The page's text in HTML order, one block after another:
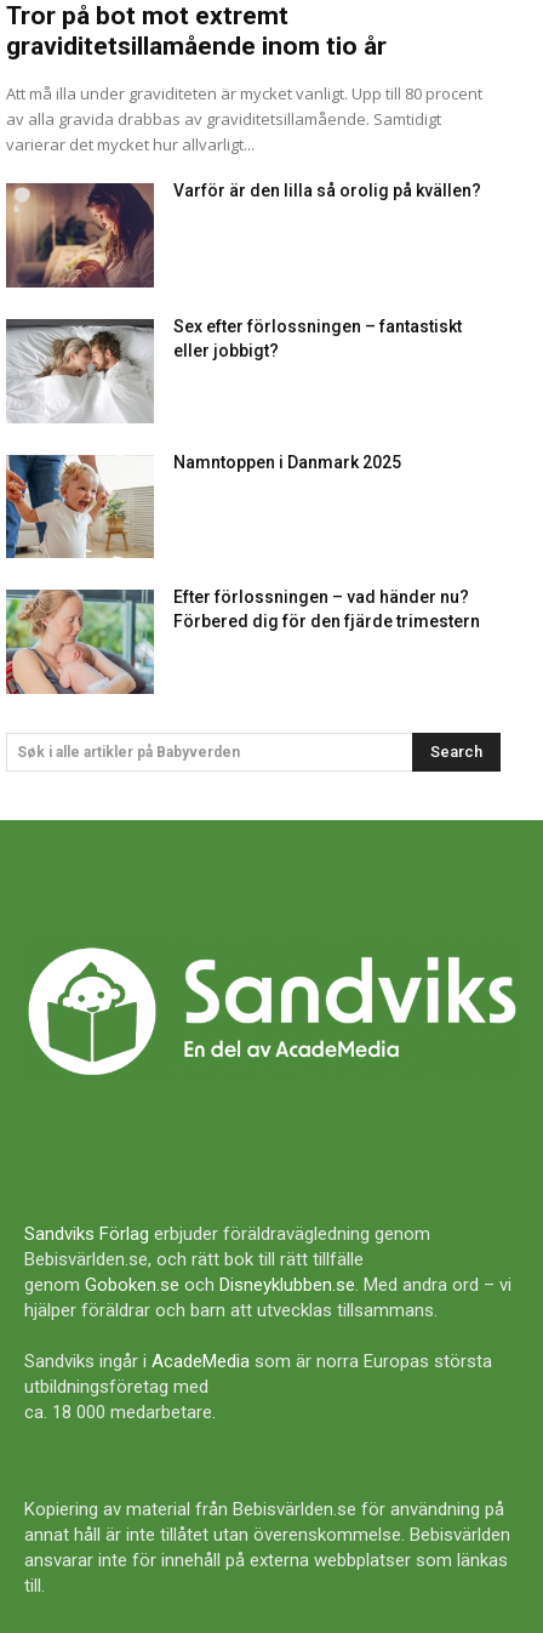
Tror på bot mot extremt
graviditetsillamående inom tio år
Att må illa under graviditeten är mycket vanligt. Upp till 80 procent
av alla gravida drabbas av graviditetsillamående. Samtidigt
varierar det mycket hur allvarligt...
Varför är den lilla så orolig på kvällen?
Sex efter förlossningen – fantastiskt
eller jobbigt?
Namntoppen i Danmark 2025
Efter förlossningen – vad händer nu?
Förbered dig för den fjärde trimestern
Søk i alle artikler på Babyverden Search
Sandviks Förlag erbjuder föräldravägledning genom
Bebisvärlden.se, och rätt bok till rätt tillfälle
genom Goboken.se och Disneyklubben.se. Med andra ord – vi
hjälper föräldrar och barn att utvecklas tillsammans.
Sandviks ingår i AcadeMedia som är norra Europas största
utbildningsföretag med
ca. 18 000 medarbetare.
Kopiering av material från Bebisvärlden.se för användning på
annat håll är inte tillåtet utan överenskommelse. Bebisvärlden
ansvarar inte för innehåll på externa webbplatser som länkas
till.